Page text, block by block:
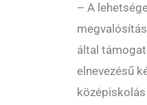
– A
által
elnevezésű